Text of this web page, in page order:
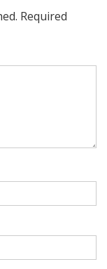
Required